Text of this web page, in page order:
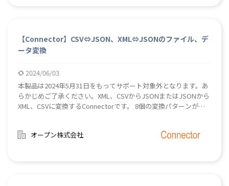
(DUPLICATE)12.シートコピー (SHEETCOPY)13.列のソート
(SORTCOLUMN)14.マクロ実行(RUNMACRO)15.ファイルロック
(LOCKEXCELFILE)16.ファイルアンロック (UNLOCKEXCELFILE)17.
Microsoft.Office.Interop.Excel、ClosedXML
【Connector】CSV⇔JSON、XML⇔JSONのファイル、デ
ータ変換
2024/06/03
本製品は2024年5月31日をもってサポート対象外となります。あ
らかじめご了承ください。XML、CSVからJSONまたはJSONから
XML、CSVに変換するConnectorです。 8個の変換パターンがあ
XMLデータ→JSONデータJSONデータ→XMLデータCSVデータ
オープン株式会社